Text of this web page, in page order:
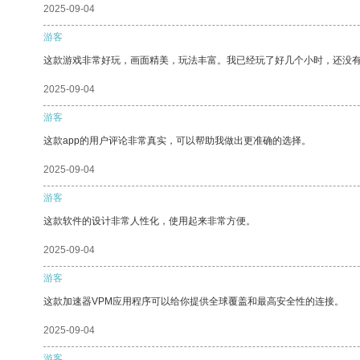
2025-09-04
游客
这款游戏非常好玩，画面精美，玩法丰富。我已经玩了好几个小时，还没
2025-09-04
游客
这款app的用户评论非常真实，可以帮助我做出更准确的选择。
2025-09-04
游客
这款软件的设计非常人性化，使用起来非常方便。
2025-09-04
游客
这款加速器VPM应用程序可以给你提供全球覆盖和最高安全性的连接。
2025-09-04